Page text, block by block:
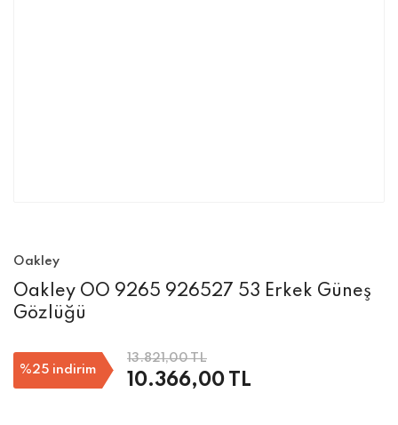
Oakley
Oakley OO 9265 926527 53 Erkek Güneş
Gözlüğü
%25 indirim
13.821,00 TL
10.366,00 TL